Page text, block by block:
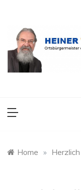
content
Home »